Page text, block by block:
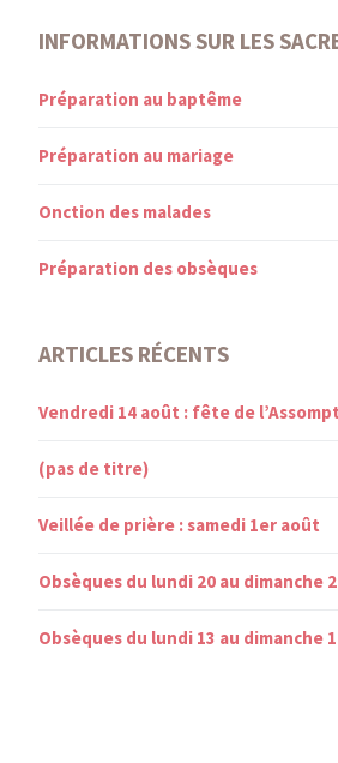
INFORMATIONS SUR LES
Préparation au baptême
Préparation au mariage
Onction des malades
Préparation des obsèques
ARTICLES RÉCENTS
Vendredi 14 août : fête de
(pas de titre)
Veillée de prière : samedi 1er août
Obsèques du lundi 20 au dimanche
Obsèques du lundi 13 au dimanche